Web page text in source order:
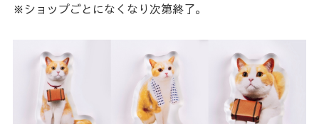
※ショップごとになくなり次第終了。